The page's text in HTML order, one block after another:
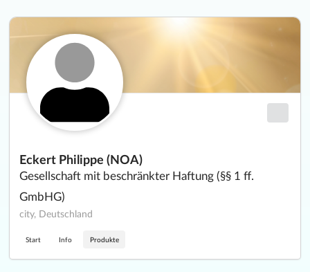
Eckert Philippe (NOA)
Gesellschaft mit beschränkter Haftung (§§ 1 ff.
GmbHG)
city, Deutschland
Start Info Produkte